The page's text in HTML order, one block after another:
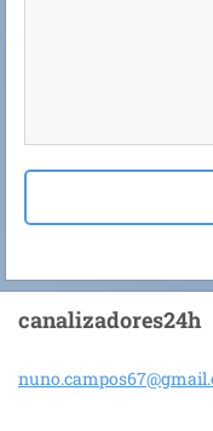
canalizadores24h
nuno.campos67@gm